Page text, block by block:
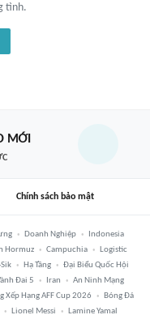
tình.
MỚI
Chính sách bảo mật
Doanh Nghiệp
Indonesia
Hormuz Campuchia
Logistic
Hạ Tầng
Đại Biểu Quốc Hội
Đai 5 Iran
An Ninh Mạng
Xếp Hạng AFF Cup 2026
Bóng Đá
Lionel Messi Lamine Yamal